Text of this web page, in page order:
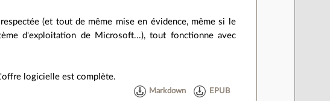
(et tout de même mise en évidence, même si le
d'exploitation de Microsoft...), tout fonctionne avec
logicielle est complète.
Markdown EPUB